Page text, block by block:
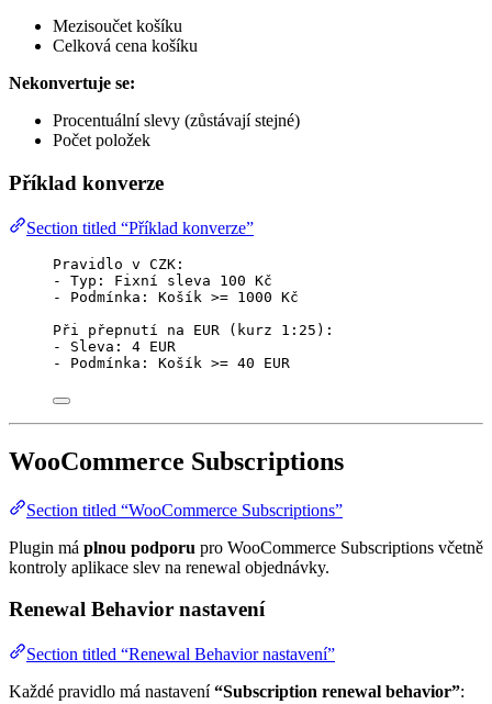
Mezisoučet košíku
Celková cena košíku
Nekonvertuje se:
Procentuální slevy (zůstávají stejné)
Počet položek
Příklad konverze
Section titled “Příklad konverze”
Pravidlo v CZK:
- Typ: Fixní sleva 100 Kč
- Podmínka: Košík >= 1000 Kč
Při přepnutí na EUR (kurz 1:25):
- Sleva: 4 EUR
- Podmínka: Košík >= 40 EUR
WooCommerce Subscriptions
Section titled “WooCommerce Subscriptions”
Plugin má plnou podporu pro WooCommerce Subscriptions včetně
kontroly aplikace slev na renewal objednávky.
Renewal Behavior nastavení
Section titled “Renewal Behavior nastavení”
Každé pravidlo má nastavení“Subscription renewal behavior”: